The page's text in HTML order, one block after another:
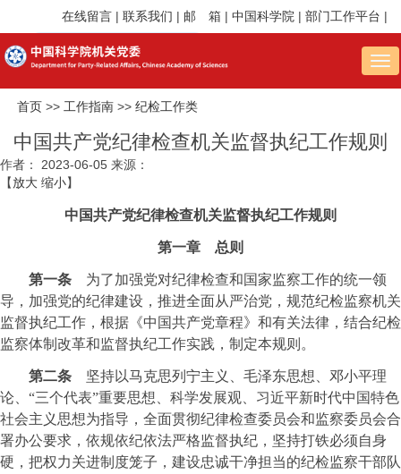
在线留言 | 联系我们 | 邮 箱 | 中国科学院 | 部门工作平台 |
首页 >> 工作指南 >> 纪检工作类
中国共产党纪律检查机关监督执纪工作规则
作者： 2023-06-05 来源：
【放大 缩小】
中国共产党纪律检查机关监督执纪工作规则
第一章 总则
第一条 为了加强党对纪律检查和国家监察工作的统一领
导，加强党的纪律建设，推进全面从严治党，规范纪检监察机关
监督执纪工作，根据《中国共产党章程》和有关法律，结合纪检
监察体制改革和监督执纪工作实践，制定本规则。
第二条 坚持以马克思列宁主义、毛泽东思想、邓小平理
论、“三个代表”重要思想、科学发展观、习近平新时代中国特色
社会主义思想为指导，全面贯彻纪律检查委员会和监察委员会合
署办公要求，依规依纪依法严格监督执纪，坚持打铁必须自身
硬，把权力关进制度笼子，建设忠诚干净担当的纪检监察干部队